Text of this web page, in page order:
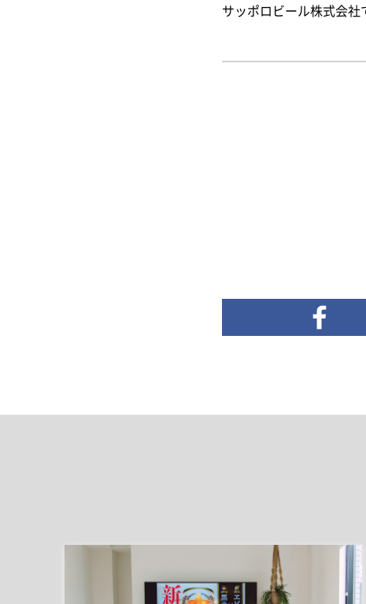
サッポロビール株式会社